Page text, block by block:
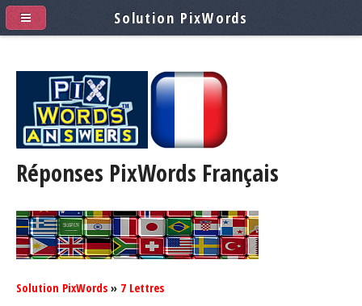
Réponses PixWords Français
Solution PixWords » 7 Lettres
Solution PixWords